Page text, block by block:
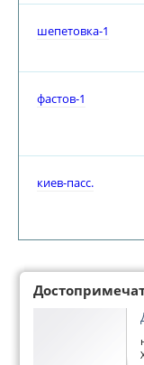
шепетовка-1
фастов-1
киев-пасс.